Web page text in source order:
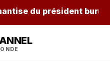
du président burundais